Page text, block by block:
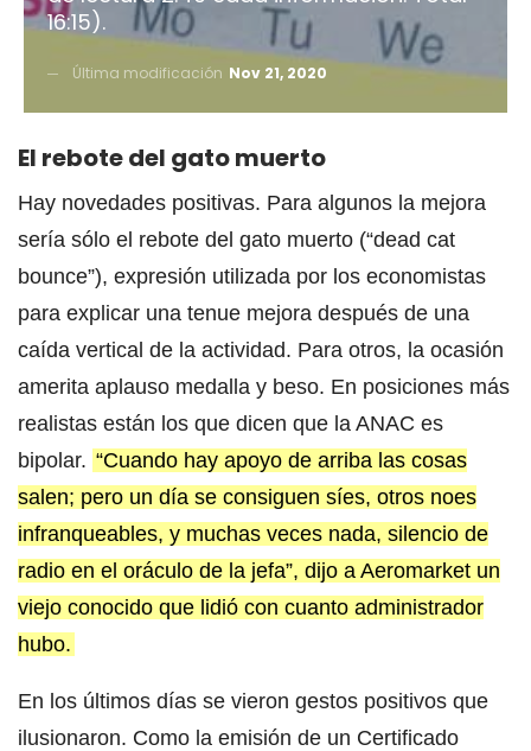
16:15).
Última modificación Nov 21, 2020
El rebote del gato muerto
Hay novedades positivas. Para algunos la mejora
sería sólo el rebote del gato muerto (“dead cat
bounce”), expresión utilizada por los economistas
para explicar una tenue mejora después de una
caída vertical de la actividad. Para otros, la ocasión
amerita aplauso medalla y beso. En posiciones más
realistas están los que dicen que la ANAC es
bipolar. “Cuando hay apoyo de arriba las cosas
salen; pero un día se consiguen síes, otros noes
infranqueables, y muchas veces nada, silencio de
radio en el oráculo de la jefa”, dijo a Aeromarket un
viejo conocido que lidió con cuanto administrador
hubo.
En los últimos días se vieron gestos positivos que
ilusionaron. Como la emisión de un Certificado